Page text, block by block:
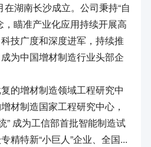
湖南长沙成立。公司秉持“自
，瞄准产业化应用持续开展高
技广度和深度进军，持续推
为中国增材制造行业头部企
的增材制造领域工程研究中
制造国家工程研究中心，
” 成为工信部首批智能制造试
精特新“小巨人”企业、全国...